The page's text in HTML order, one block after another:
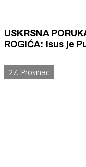
USKRSNA
ROGIĆA: Isus je
živimo.
27. Prosinac